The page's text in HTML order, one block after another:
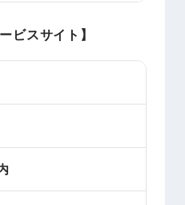
ビスサイト】